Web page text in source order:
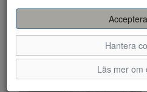
Hantera
Läs mer om